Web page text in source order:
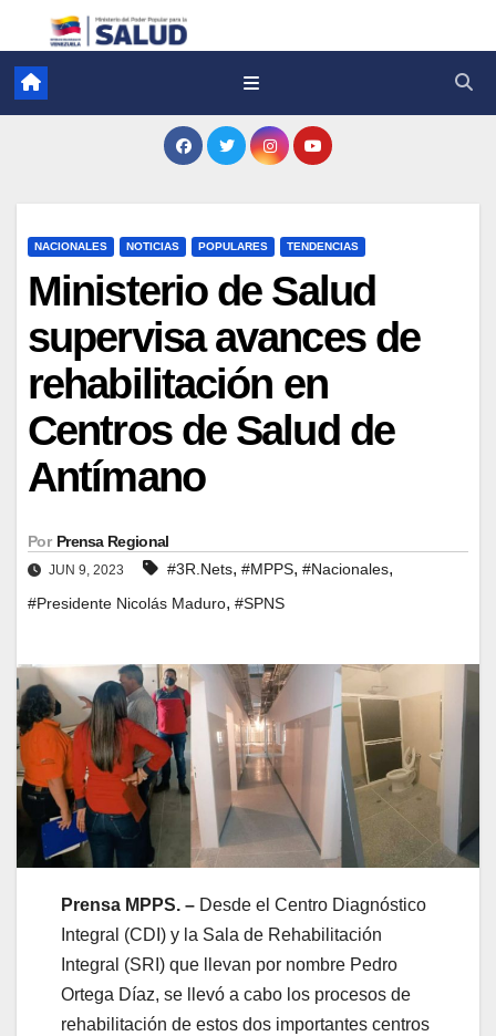
NACIONALES NOTICIAS POPULARES TENDENCIAS
Ministerio de Salud
supervisa avances de
rehabilitación en
Centros de Salud de
Antímano
Por Prensa Regional
JUN 9, 2023 #3R.Nets, #MPPS, #Nacionales,
#Presidente Nicolás Maduro, #SPNS
Prensa MPPS. – Desde el Centro Diagnóstico
Integral (CDI) y la Sala de Rehabilitación
Integral (SRI) que llevan por nombre Pedro
Ortega Díaz, se llevó a cabo los procesos de
rehabilitación de estos dos importantes centros